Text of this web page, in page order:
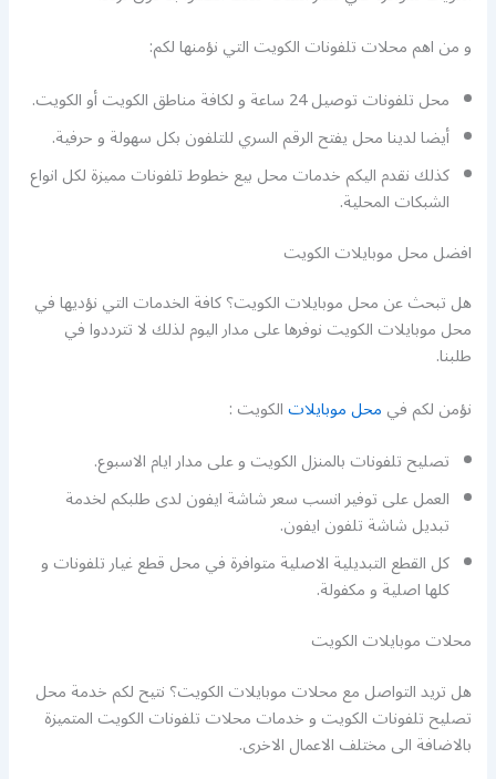
و من اهم محلات تلفونات الكويت التي نؤمنها لكم:
محل تلفونات توصيل 24 ساعة و لكافة مناطق الكويت أو الكويت.
أيضا لدينا محل يفتح الرقم السري للتلفون بكل سهولة و حرفية.
كذلك نقدم اليكم خدمات محل بيع خطوط تلفونات مميزة لكل انواع
الشبكات المحلية.
افضل محل موبايلات الكويت
هل تبحث عن محل موبايلات الكويت؟ كافة الخدمات التي نؤديها في
محل موبايلات الكويت نوفرها على مدار اليوم لذلك لا تترددوا في
طلبنا.
نؤمن لكم فيمحل موبايلاتالكويت :
تصليح تلفونات بالمنزل الكويت و على مدار ايام الاسبوع.
العمل على توفير انسب سعر شاشة ايفون لدى طلبكم لخدمة
تبديل شاشة تلفون ايفون.
كل القطع التبديلية الاصلية متوافرة في محل قطع غيار تلفونات و
كلها اصلية و مكفولة.
محلات موبايلات الكويت
هل تريد التواصل مع محلات موبايلات الكويت؟ نتيح لكم خدمة محل
تصليح تلفونات الكويت و خدمات محلات تلفونات الكويت المتميزة
بالاضافة الى مختلف الاعمال الاخرى.